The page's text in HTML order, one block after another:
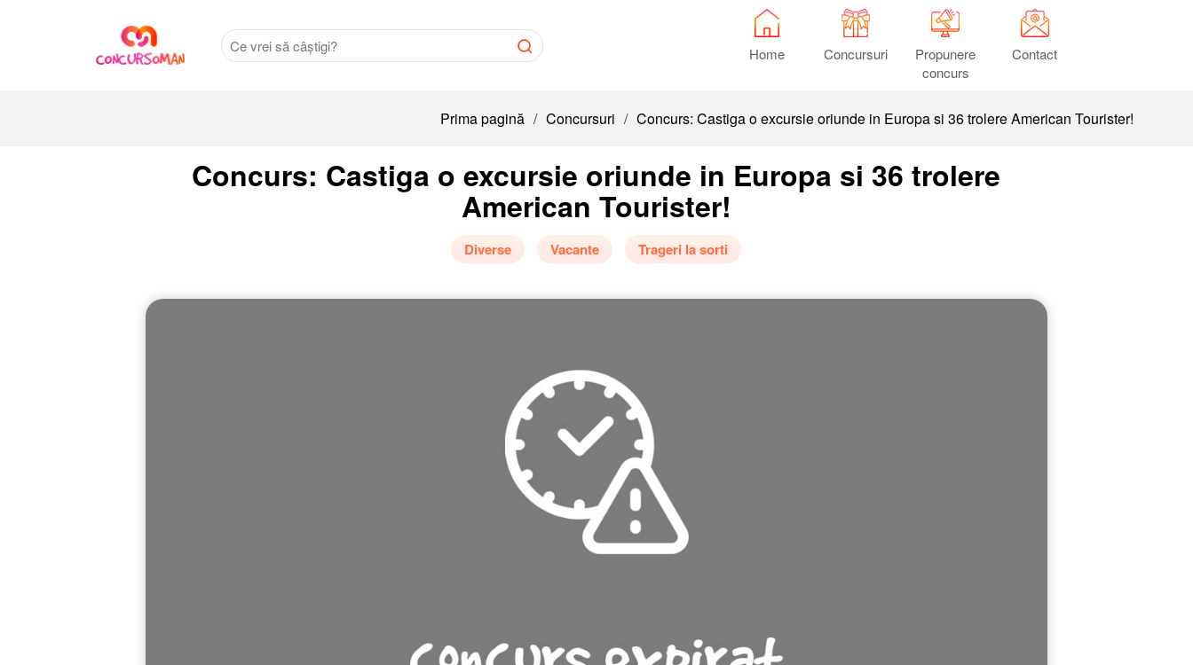
Home Concursuri
Propunere
concurs
Contact
Prima pagină / Concursuri / Concurs: Castiga o excursie oriunde in Europa si 36 trolere American Tourister!
Concurs: Castiga o excursie oriunde in Europa si 36 trolere
American Tourister!
Diverse Vacante Trageri la sorti